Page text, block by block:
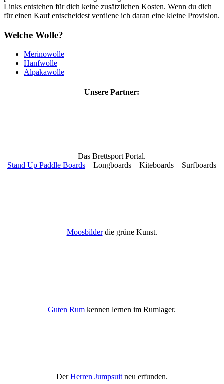
Links entstehen für dich keine zusätzlichen Kosten. Wenn du dich
für einen Kauf entscheidest verdiene ich daran eine kleine Provision.
Welche Wolle?
Merinowolle
Hanfwolle
Alpakawolle
Unsere Partner:
Das Brettsport Portal.
Stand Up Paddle Boards – Longboards – Kiteboards – Surfboards
Moosbilderdie grüne Kunst.
Guten Rum kennen lernen im Rumlager.
DerHerren Jumpsuitneu erfunden.